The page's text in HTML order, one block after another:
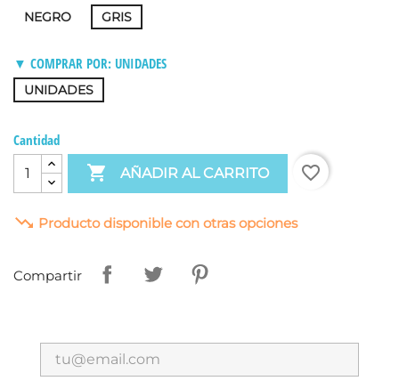
NEGRO GRIS
▼ COMPRAR POR: UNIDADES
UNIDADES
Cantidad
 AÑADIR AL CARRITO favorite_border
 Producto disponible con otras opciones
Compartir